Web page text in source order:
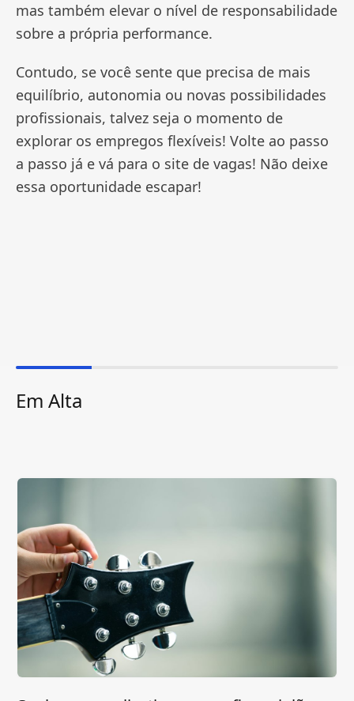
mas também elevar o nível de responsabilidade
sobre a própria performance.
Contudo, se você sente que precisa de mais
equilíbrio, autonomia ou novas possibilidades
profissionais, talvez seja o momento de
explorar os empregos flexíveis! Volte ao passo
a passo já e vá para o site de vagas! Não deixe
essa oportunidade escapar!
Em Alta